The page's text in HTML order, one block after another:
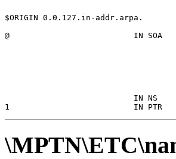
$ORIGIN 0.0.127.in-addr.arpa.
@                          IN SOA
IN NS